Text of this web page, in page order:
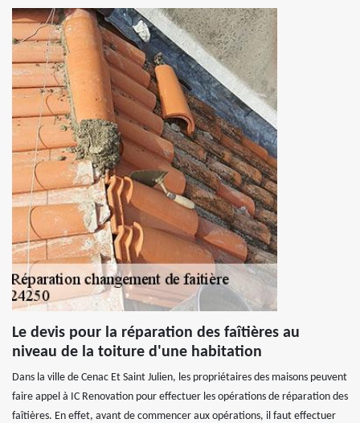
Le devis pour la réparation des faîtières au
niveau de la toiture d'une habitation
Dans la ville de Cenac Et Saint Julien, les propriétaires des maisons peuvent
faire appel à IC Renovation pour effectuer les opérations de réparation des
faîtières. En effet, avant de commencer aux opérations, il faut effectuer